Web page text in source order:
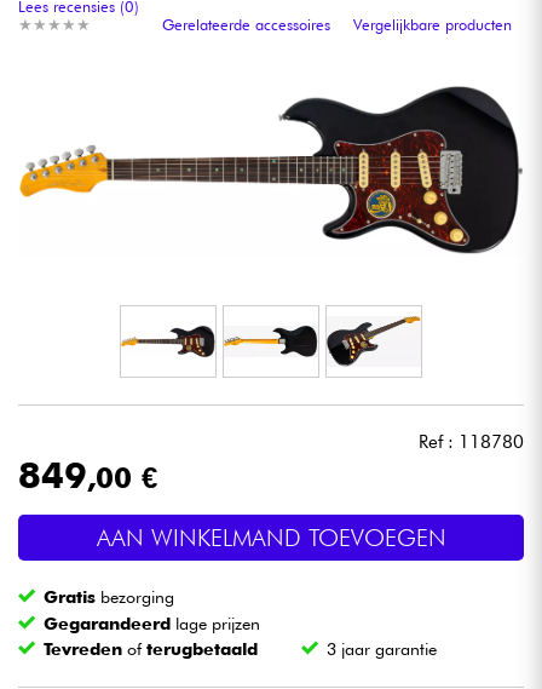
Home-studio
Licht
Blaasinstrument
★ ★ ★ ★ ★
★ ★ ★ ★ ★
Lees recensies (0)
Gerelateerde accessoires
Vergelijkbare producten
Ref : 118780
849,00 €
AAN WINKELMAND TOEVOEGEN
Gratis bezorging
Gegarandeerd lage prijzen
Tevreden ofterugbetaald 3 jaar garantie